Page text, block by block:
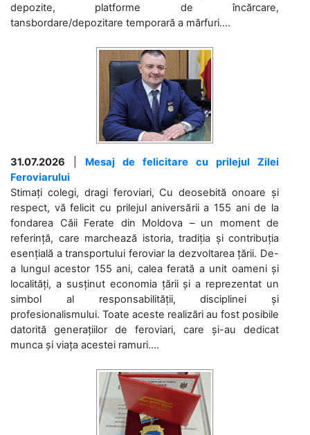
depozite, platforme de încărcare,
tansbordare/depozitare temporară a mărfuri....
31.07.2026
Mesaj de felicitare cu prilejul Zilei
Feroviarului
Stimați colegi, dragi feroviari, Cu deosebită onoare și
respect, vă felicit cu prilejul aniversării a 155 ani de la
fondarea Căii Ferate din Moldova – un moment de
referință, care marchează istoria, tradiția și contribuția
esențială a transportului feroviar la dezvoltarea țării. De-
a lungul acestor 155 ani, calea ferată a unit oameni și
localități, a susținut economia țării și a reprezentat un
simbol al responsabilității, disciplinei și
profesionalismului. Toate aceste realizări au fost posibile
datorită generațiilor de feroviari, care și-au dedicat
munca și viața acestei ramuri....